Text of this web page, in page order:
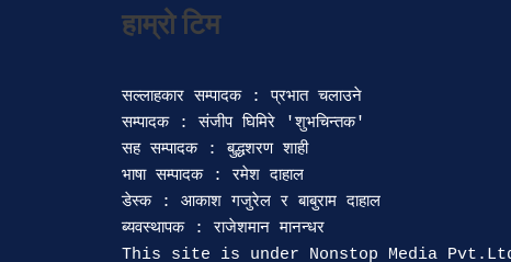
हाम्रो टिम
सल्लाहकार सम्पादक : प्रभात चलाउने
सम्पादक : संजीप घिमिरे 'शुभचिन्तक'
सह सम्पादक : बुद्धशरण शाही
भाषा सम्पादक : रमेश दाहाल
डेस्क : आकाश गजुरेल र बाबुराम दाहाल
ब्यवस्थापक : राजेशमान मानन्धर